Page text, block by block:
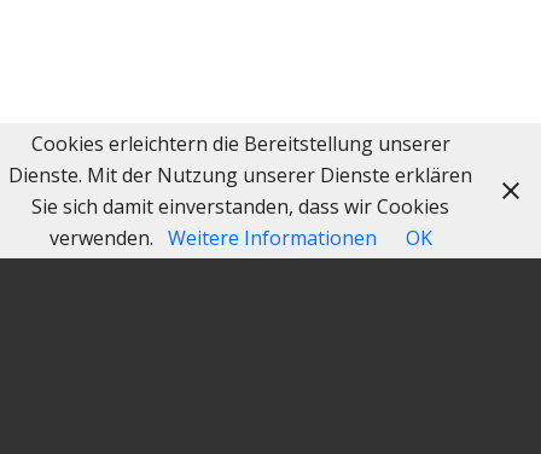
Cookies erleichtern die Bereitstellung unserer
Dienste. Mit der Nutzung unserer Dienste erklären
Sie sich damit einverstanden, dass wir Cookies
verwenden. Weitere Informationen OK